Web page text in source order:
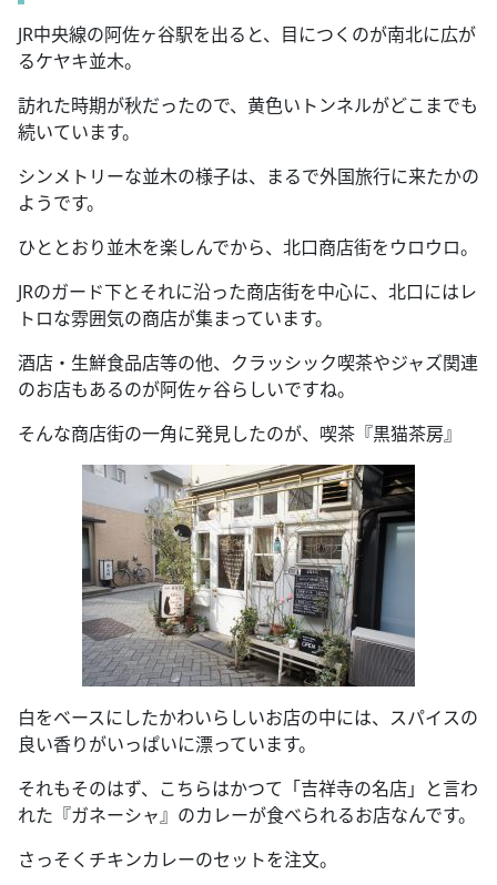
JR中央線の阿佐ヶ谷駅を出ると、目につくのが南北に広が
るケヤキ並木。
訪れた時期が秋だったので、黄色いトンネルがどこまでも
続いています。
シンメトリーな並木の様子は、まるで外国旅行に来たかの
ようです。
ひととおり並木を楽しんでから、北口商店街をウロウロ。
JRのガード下とそれに沿った商店街を中心に、北口にはレ
トロな雰囲気の商店が集まっています。
酒店・生鮮食品店等の他、クラッシック喫茶やジャズ関連
のお店もあるのが阿佐ヶ谷らしいですね。
そんな商店街の一角に発見したのが、喫茶『黒猫茶房』
白をベースにしたかわいらしいお店の中には、スパイスの
良い香りがいっぱいに漂っています。
それもそのはず、こちらはかつて「吉祥寺の名店」と言わ
れた『ガネーシャ』のカレーが食べられるお店なんです。
さっそくチキンカレーのセットを注文。